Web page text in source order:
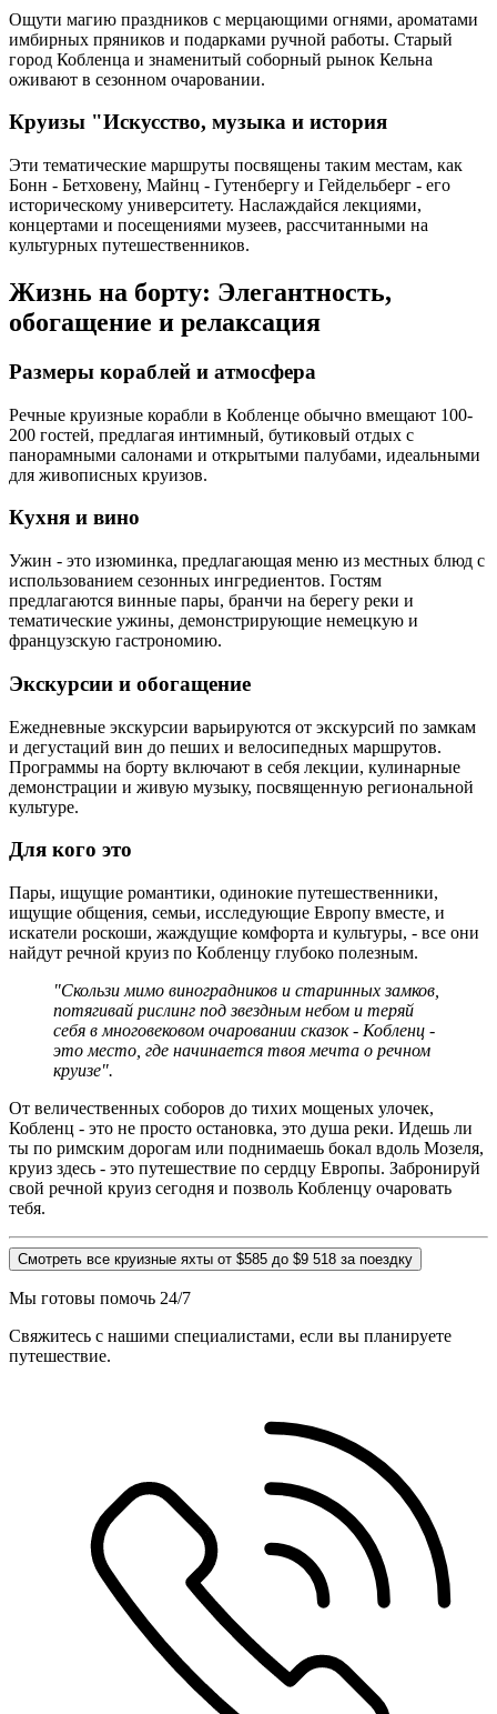
Ощути магию праздников с мерцающими огнями, ароматами
имбирных пряников и подарками ручной работы. Старый
город Кобленца и знаменитый соборный рынок Кельна
оживают в сезонном очаровании.
Круизы "Искусство, музыка и история
Эти тематические маршруты посвящены таким местам, как
Бонн - Бетховену, Майнц - Гутенбергу и Гейдельберг - его
историческому университету. Наслаждайся лекциями,
концертами и посещениями музеев, рассчитанными на
культурных путешественников.
Жизнь на борту: Элегантность,
обогащение и релаксация
Размеры кораблей и атмосфера
Речные круизные корабли в Кобленце обычно вмещают 100-
200 гостей, предлагая интимный, бутиковый отдых с
панорамными салонами и открытыми палубами, идеальными
для живописных круизов.
Кухня и вино
Ужин - это изюминка, предлагающая меню из местных блюд с
использованием сезонных ингредиентов. Гостям
предлагаются винные пары, бранчи на берегу реки и
тематические ужины, демонстрирующие немецкую и
французскую гастрономию.
Экскурсии и обогащение
Ежедневные экскурсии варьируются от экскурсий по замкам
и дегустаций вин до пеших и велосипедных маршрутов.
Программы на борту включают в себя лекции, кулинарные
демонстрации и живую музыку, посвященную региональной
культуре.
Для кого это
Пары, ищущие романтики, одинокие путешественники,
ищущие общения, семьи, исследующие Европу вместе, и
искатели роскоши, жаждущие комфорта и культуры, - все они
найдут речной круиз по Кобленцу глубоко полезным.
"Скользи мимо виноградников и старинных замков,
потягивай рислинг под звездным небом и теряй
себя в многовековом очаровании сказок - Кобленц -
это место, где начинается твоя мечта о речном
круизе".
От величественных соборов до тихих мощеных улочек,
Кобленц - это не просто остановка, это душа реки. Идешь ли
ты по римским дорогам или поднимаешь бокал вдоль Мозеля,
круиз здесь - это путешествие по сердцу Европы. Забронируй
свой речной круиз сегодня и позволь Кобленцу очаровать
тебя.
Смотреть все круизные яхты от $585 до $9 518 за поездку
Мы готовы помочь 24/7
Свяжитесь с нашими специалистами, если вы планируете
путешествие.